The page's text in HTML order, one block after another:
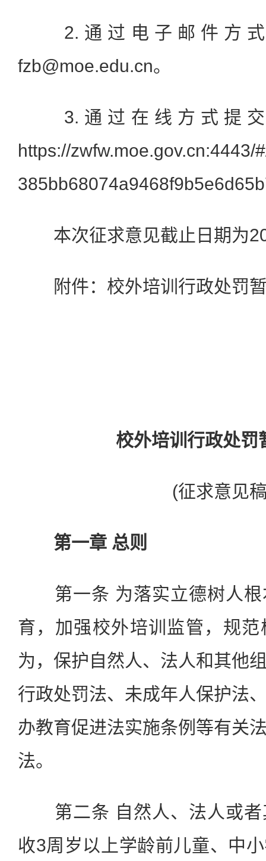
2.通过电子邮件方式
fzb@moe.edu.cn。
3.通过在线方式提交
https://zwfw.moe.gov.cn:4443/
本次征求意见截止日期为
附件：校外培训行政处罚暂
校外培训行政处罚
(征求意见
第一章 总则
第一条 为落实立德树人根
育，加强校外培训监管，规
为，保护自然人、法人和其他
行政处罚法、未成年人保护法
办教育促进法实施条例等有关
法。
第二条 自然人、法人或者
收3周岁以上学龄前儿童、中